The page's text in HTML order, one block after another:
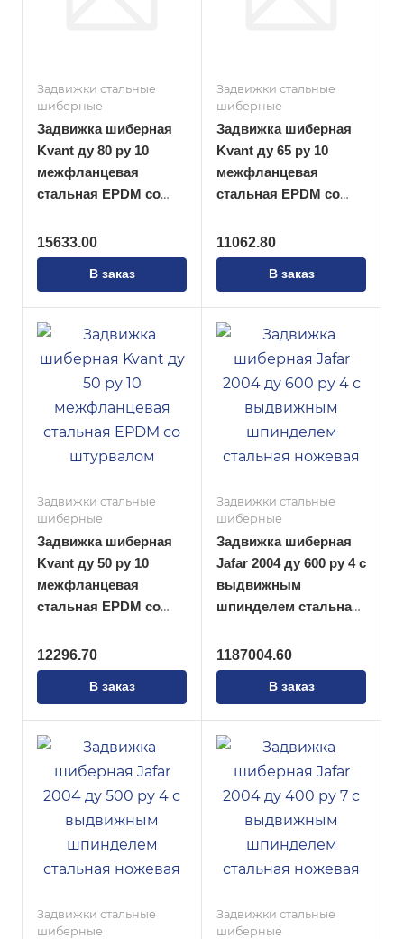
Задвижки стальные
шиберные
Задвижка шиберная
Kvant ду 80 ру 10
межфланцевая
стальная EPDM со
15633.00
В заказ
Задвижки стальные
шиберные
Задвижка шиберная
Kvant ду 65 ру 10
межфланцевая
стальная EPDM со
11062.80
В заказ
Задвижки стальные
шиберные
Задвижка шиберная
Kvant ду 50 ру 10
межфланцевая
стальная EPDM со
12296.70
В заказ
Задвижки стальные
шиберные
Задвижка шиберная
Jafar 2004 ду 600 ру 4 с
выдвижным
шпинделем стальная
1187004.60
В заказ
Задвижки стальные
шиберные
Задвижки стальные
шиберные